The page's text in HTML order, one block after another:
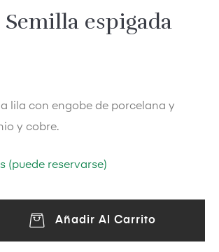
espigada
lila con engobe de porcelana y
y cobre.
(puede reservarse)
Añadir Al Carrito